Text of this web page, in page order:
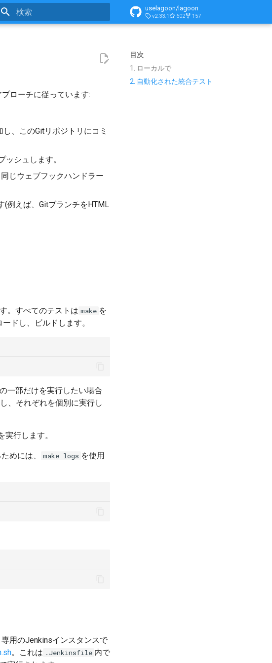
uselagoon/lagoon
v2.33.1 602 157
目次
1. ローカルで
2. 自動化された統合テスト
ローチに従っています:
、このGitリポジトリにコミ
ッシュします。
じウェブフックハンドラー
(例えば、GitブランチをHTML
。すべてのテストは make を
ドし、ビルドします。
一部だけを実行したい場合
、それぞれを個別に実行し
行します。
めには、 make logs を使用
用のJenkinsインスタンスで
。これは .Jenkinsfile 内で